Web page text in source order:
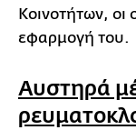
Κοινοτήτων, οι
εφαρμογή του.
Αυστηρά